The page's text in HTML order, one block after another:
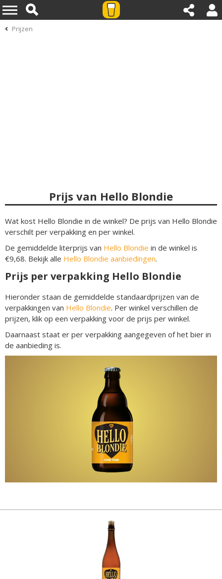
Prijzen
Prijs van Hello Blondie
Wat kost Hello Blondie in de winkel? De prijs van Hello Blondie
verschilt per verpakking en per winkel.
De gemiddelde literprijs van Hello Blondie in de winkel is
€9,68. Bekijk alle Hello Blondie aanbiedingen.
Prijs per verpakking Hello Blondie
Hieronder staan de gemiddelde standaardprijzen van de
verpakkingen van Hello Blondie. Per winkel verschillen de
prijzen, klik op een verpakking voor de prijs per winkel.
Daarnaast staat er per verpakking aangegeven of het bier in
de aanbieding is.